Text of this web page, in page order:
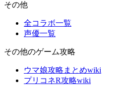
その他
全コラボ一覧
声優一覧
その他のゲーム攻略
ウマ娘攻略まとめwiki
プリコネR攻略wiki